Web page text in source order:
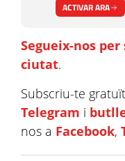
ACTIVAR ARA
Segueix-nos
ciutat.
Subscriu-te
Telegram i
nos a Facebook,